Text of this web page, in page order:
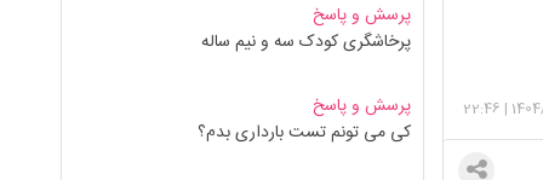
|
22:46
پرسش و پاسخ
پرخاشگری کودک سه و نیم ساله
پرسش و پاسخ
کی می تونم تست بارداری بدم؟